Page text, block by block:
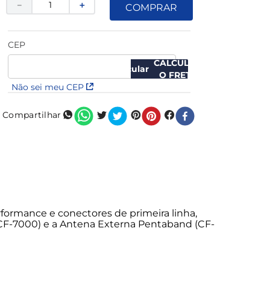
＋
－ COMPRAR
CEP
Não sei meu CEP
CALCULAR
O FRETE
Compartilhar
e conectores de primeira linha,
7000) e a Antena Externa Pentaband (CF-